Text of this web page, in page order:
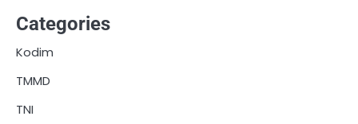
Categories
Kodim
TMMD
TNI